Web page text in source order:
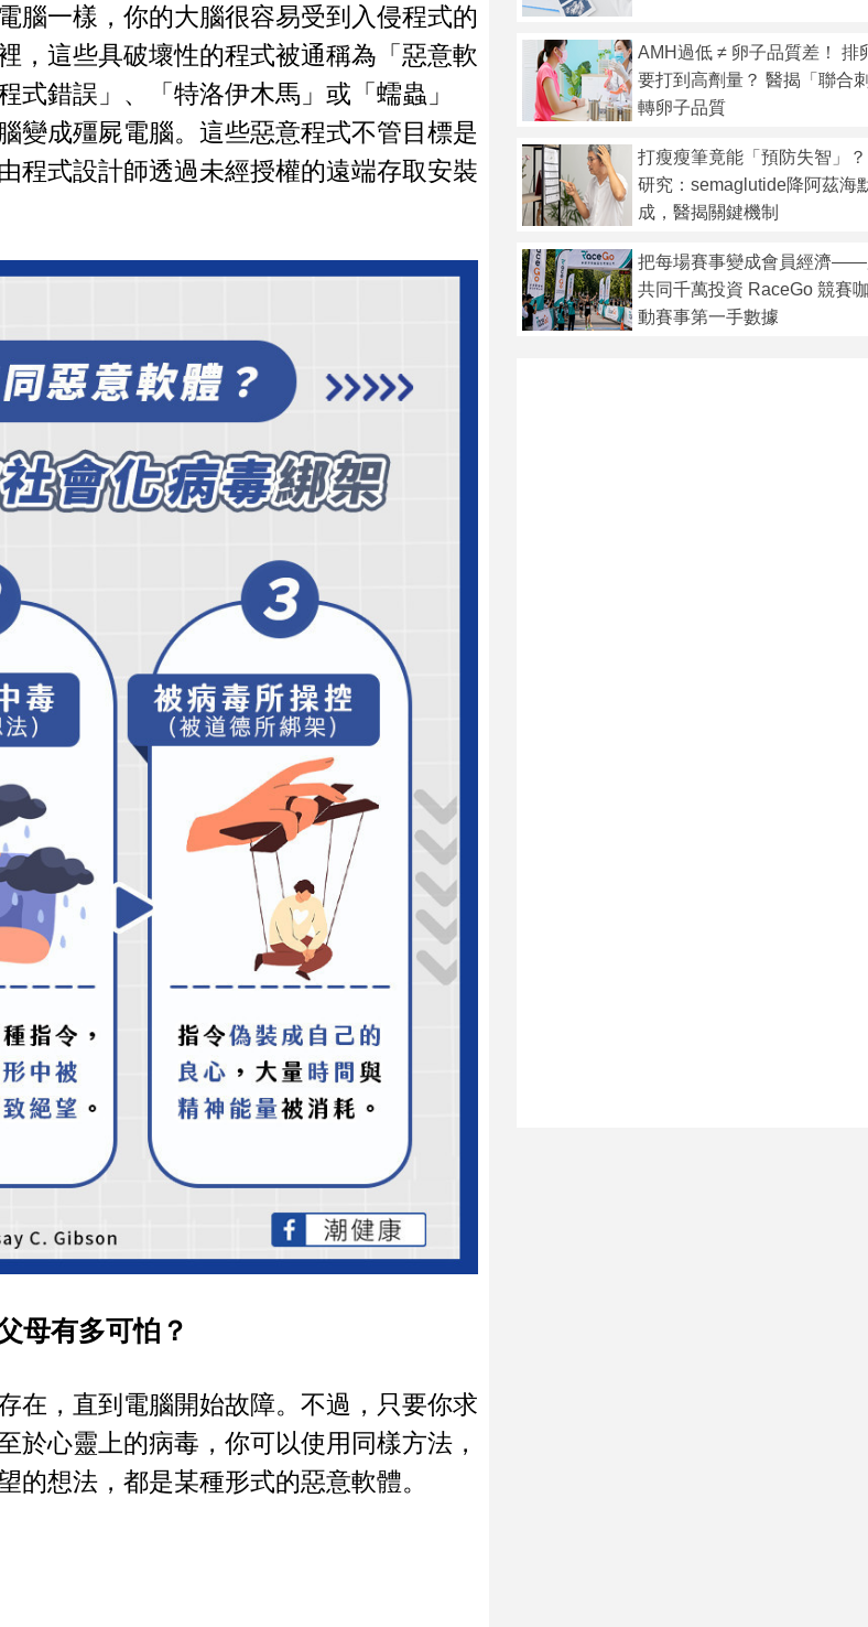
腦一樣，你的大腦很容易受到入侵程式的
，這些具破壞性的程式被通稱為「惡意軟
錯誤」、「特洛伊木馬」或「蠕蟲」
變成殭屍電腦。這些惡意程式不管目標是
程式設計師透過未經授權的遠端存取安裝
母有多可怕？
在，直到電腦開始故障。不過，只要你求
於心靈上的病毒，你可以使用同樣方法，
的想法，都是某種形式的惡意軟體。
AMH過低 ≠ 卵子品質差！ 排
要打到高劑量？ 醫揭「聯合
轉卵子品質
打瘦瘦筆竟能「預防失智」
研究：semaglutide降阿茲海
成，醫揭關鍵機制
把每場賽事變成會員經濟——
共同千萬投資 RaceGo 競賽
動賽事第一手數據